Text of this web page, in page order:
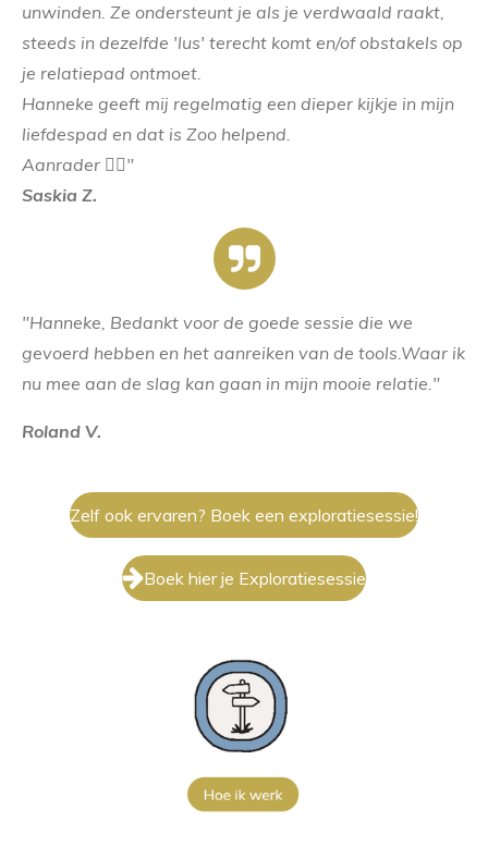
unwinden. Ze ondersteunt je als je verdwaald raakt,
steeds in dezelfde 'lus' terecht komt en/of obstakels op
je relatiepad ontmoet.
Hanneke geeft mij regelmatig een dieper kijkje in mijn
liefdespad en dat is Zoo helpend.
Aanrader 👌🏼"
Saskia Z.
"Hanneke, Bedankt voor de goede sessie die we
gevoerd hebben en het aanreiken van de tools.Waar ik
nu mee aan de slag kan gaan in mijn mooie relatie."
Roland V.
Zelf ook ervaren? Boek een exploratiesessie!
Boek hier je Exploratiesessie